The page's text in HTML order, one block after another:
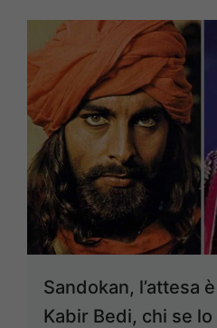
Sandokan, l’attesa
Kabir Bedi, chi se